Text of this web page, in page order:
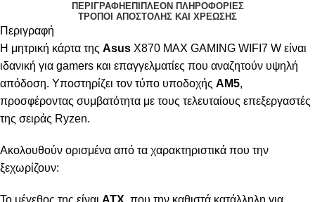
ΠΕΡΙΓΡΑΦΉ ΕΠΙΠΛΈΟΝ ΠΛΗΡΟΦΟΡΊΕΣ
ΤΡΌΠΟΙ ΑΠΟΣΤΟΛΉΣ ΚΑΙ ΧΡΈΩΣΗΣ
Περιγραφή
Η μητρική κάρτα της Asus X870 MAX GAMING WIFI7 W είναι
ιδανική για gamers και επαγγελματίες που αναζητούν υψηλή
απόδοση. Υποστηρίζει τον τύπο υποδοχής AM5,
προσφέροντας συμβατότητα με τους τελευταίους επεξεργαστές
της σειράς Ryzen.
Ακολουθούν ορισμένα από τα χαρακτηριστικά που την
ξεχωρίζουν: